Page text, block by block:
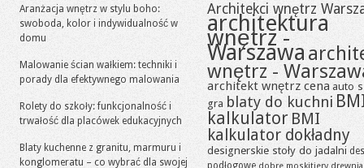
Aranżacja wnętrz w stylu boho:
swoboda, kolor i indywidualność w
domu
Malowanie ścian wałkiem: techniki i
porady dla efektywnego malowania
Rolety do szkoły: funkcjonalność i
trwałość dla placówek edukacyjnych
Blaty kuchenne z granitu, marmuru i
konglomeratu – co wybrać dla swojej
Architekci wnętrz
architektura
wnętrz -
Warszawa
wnętrz -
architekt wnętrz cena auto
gra blaty do kuchni
kalkulator BMI
kalkulator dokładny
designerskie stoły do jadalni
podłogowe